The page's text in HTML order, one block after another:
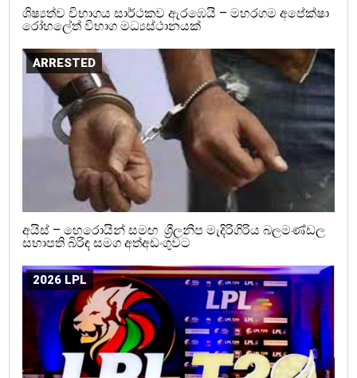
ශිෂ්‍යත්ව විභාගය සාර්ථකව ඇරඹෙයි – මහරගම අපේක්ෂා
රෝහලේත් විභාග මධ්‍යස්ථානයක්
ARRESTED
අයිස් – හෙරොයින් සමඟ ශ්‍රීලනිප මැදිරිගිරිය බලමණ්ඩල
සභාපති බිරිඳ සමග අත්අඩංගුවට
2026 LPL